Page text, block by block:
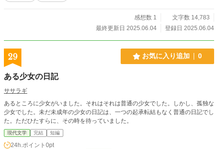
感想数 1
文字数 14,783
最終更新日 2025.06.04
登録日 2025.06.04
29 お気に入り追加 0
ある少女の日記
ササラギ
あるところに少女がいました。それはそれは普通の少女でした。しかし、孤独な
少女でした。未だ未成年の少女の日記は、一つの起承転結もなく普通の日記でし
た。ただひたすらに、その時を待っていました。
現代文学 完結 短編
24h.ポイント 0pt